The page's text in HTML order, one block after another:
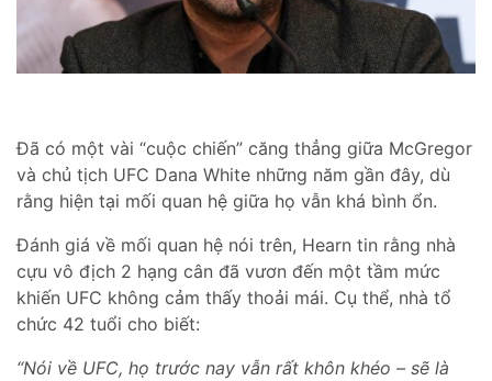
Đã có một vài “cuộc chiến” căng thẳng giữa McGregor
và chủ tịch UFC Dana White những năm gần đây, dù
rằng hiện tại mối quan hệ giữa họ vẫn khá bình ổn.
Đánh giá về mối quan hệ nói trên, Hearn tin rằng nhà
cựu vô địch 2 hạng cân đã vươn đến một tầm mức
khiến UFC không cảm thấy thoải mái. Cụ thể, nhà tổ
chức 42 tuổi cho biết:
“Nói về UFC, họ trước nay vẫn rất khôn khéo – sẽ là